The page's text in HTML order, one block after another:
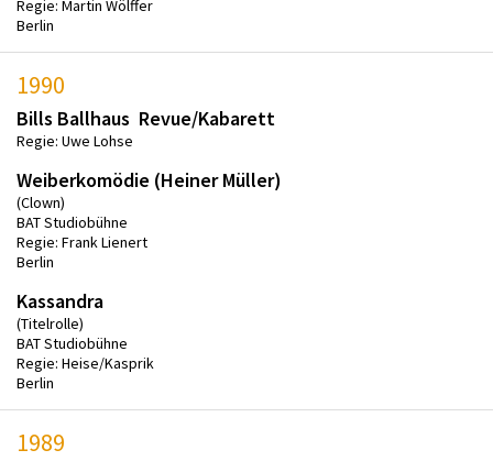
Regie: Martin Wölffer
Berlin
1990
Bills Ballhaus Revue/Kabarett
Regie: Uwe Lohse
Weiberkomödie (Heiner Müller)
(Clown)
BAT Studiobühne
Regie: Frank Lienert
Berlin
Kassandra
(Titelrolle)
BAT Studiobühne
Regie: Heise/Kasprik
Berlin
1989